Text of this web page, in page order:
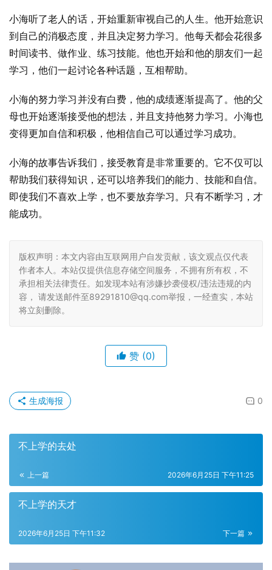
小海听了老人的话，开始重新审视自己的人生。他开始意识
到自己的消极态度，并且决定努力学习。他每天都会花很多
时间读书、做作业、练习技能。他也开始和他的朋友们一起
学习，他们一起讨论各种话题，互相帮助。
小海的努力学习并没有白费，他的成绩逐渐提高了。他的父
母也开始逐渐接受他的想法，并且支持他努力学习。小海也
变得更加自信和积极，他相信自己可以通过学习成功。
小海的故事告诉我们，接受教育是非常重要的。它不仅可以
帮助我们获得知识，还可以培养我们的能力、技能和自信。
即使我们不喜欢上学，也不要放弃学习。只有不断学习，才
能成功。
版权声明：本文内容由互联网用户自发贡献，该文观点仅代表
作者本人。本站仅提供信息存储空间服务，不拥有所有权，不
承担相关法律责任。如发现本站有涉嫌抄袭侵权/违法违规的内
容， 请发送邮件至89291810@qq.com举报，一经查实，本站
将立刻删除。
赞 (0)
0
生成海报
不上学的去处
上一篇 2026年6月25日 下午11:25
不上学的天才
下一篇
2026年6月25日 下午11:32